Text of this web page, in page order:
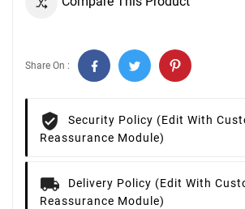
Share On :
Security Policy (edit With
Reassurance Module)
Delivery Policy (edit With
Reassurance Module)